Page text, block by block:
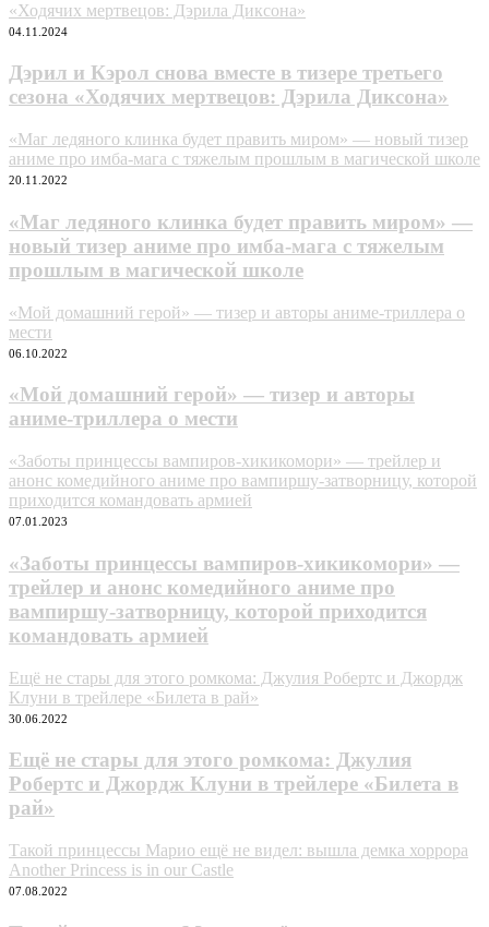
«Ходячих мертвецов: Дэрила Диксона»
04.11.2024
Дэрил и Кэрол снова вместе в тизере третьего
сезона «Ходячих мертвецов: Дэрила Диксона»
«Маг ледяного клинка будет править миром» — новый тизер
аниме про имба-мага с тяжелым прошлым в магической школе
20.11.2022
«Маг ледяного клинка будет править миром» —
новый тизер аниме про имба-мага с тяжелым
прошлым в магической школе
«Мой домашний герой» — тизер и авторы аниме-триллера о
мести
06.10.2022
«Мой домашний герой» — тизер и авторы
аниме-триллера о мести
«Заботы принцессы вампиров-хикикомори» — трейлер и
анонс комедийного аниме про вампиршу-затворницу, которой
приходится командовать армией
07.01.2023
«Заботы принцессы вампиров-хикикомори» —
трейлер и анонс комедийного аниме про
вампиршу-затворницу, которой приходится
командовать армией
Ещё не стары для этого ромкома: Джулия Робертc и Джордж
Клуни в трейлере «Билета в рай»
30.06.2022
Ещё не стары для этого ромкома: Джулия
Робертc и Джордж Клуни в трейлере «Билета в
рай»
Такой принцессы Марио ещё не видел: вышла демка хоррора
Another Princess is in our Castle
07.08.2022